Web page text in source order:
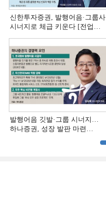
신한투자증권, 발행어음·그룹사
시너지로 체급 키운다 [전업계
발행어음 깃발·그룹 시너지…
하나증권, 성장 발판 마련